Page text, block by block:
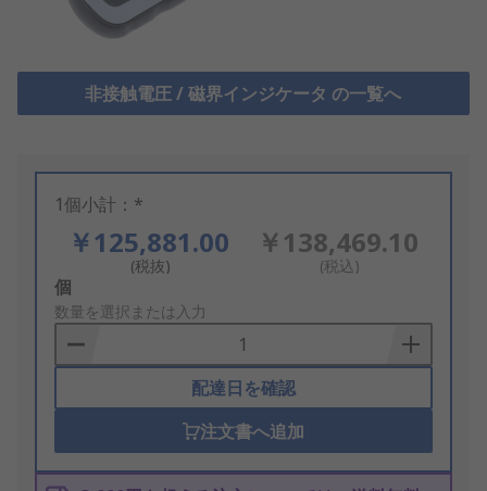
非接触電圧 / 磁界インジケータ の一覧へ
1個小計：*
￥125,881.00
(税抜)
￥138,469.10
(税込)
Add
to
Basket
個
数量を選択または入力
配達日を確認
注文書へ追加